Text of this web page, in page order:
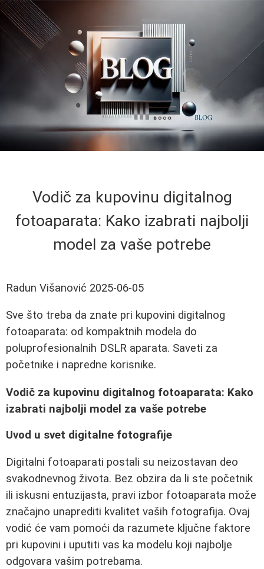
Vodič za kupovinu digitalnog
fotoaparata: Kako izabrati najbolji
model za vaše potrebe
Radun Višanović 2025-06-05
Sve što treba da znate pri kupovini digitalnog
fotoaparata: od kompaktnih modela do
poluprofesionalnih DSLR aparata. Saveti za
početnike i napredne korisnike.
Vodič za kupovinu digitalnog fotoaparata: Kako
izabrati najbolji model za vaše potrebe
Uvod u svet digitalne fotografije
Digitalni fotoaparati postali su neizostavan deo
svakodnevnog života. Bez obzira da li ste početnik
ili iskusni entuzijasta, pravi izbor fotoaparata može
značajno unaprediti kvalitet vaših fotografija. Ovaj
vodić će vam pomoći da razumete ključne faktore
pri kupovini i uputiti vas ka modelu koji najbolje
odgovara vašim potrebama.